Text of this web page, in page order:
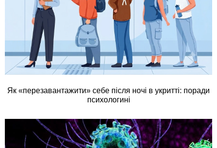
Як «перезавантажити» себе після ночі в укритті: поради
психологині